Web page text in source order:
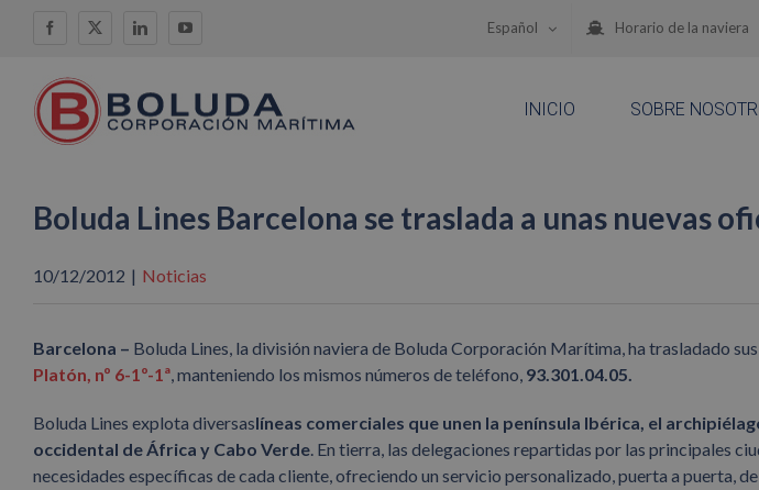
Facebook
X LinkedInYouTube Español Horario de la naviera
INICIO SOBRE
Boluda Lines Barcelona se traslada a unas nuevas
10/12/2012 | Noticias
Barcelona – Boluda Lines, la división naviera de Boluda Corporación Marítima, ha trasladado
Platón, nº 6-1º-1ª, manteniendo los mismos números de teléfono, 93.301.04.05.
Boluda Lines explota diversaslíneas comerciales que unen la península Ibérica, el
occidental de África y Cabo Verde. En tierra, las delegaciones repartidas por las principales
necesidades específicas de cada cliente, ofreciendo un servicio personalizado, puerta a puerta,